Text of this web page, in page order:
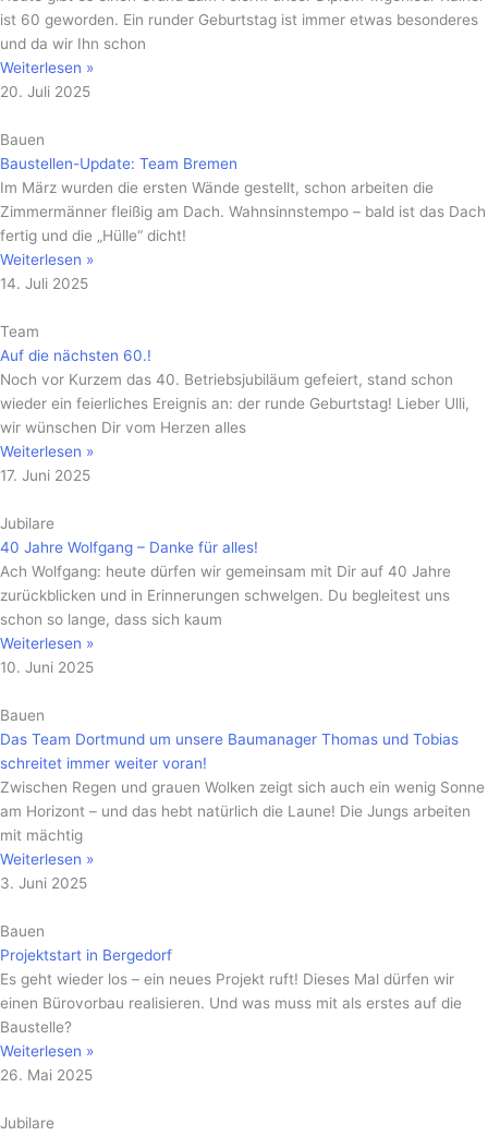
ist 60 geworden. Ein runder Geburtstag ist immer etwas besonderes
und da wir Ihn schon
Weiterlesen »
20. Juli 2025
Bauen
Baustellen-Update: Team Bremen
Im März wurden die ersten Wände gestellt, schon arbeiten die
Zimmermänner fleißig am Dach. Wahnsinnstempo – bald ist das Dach
fertig und die „Hülle“ dicht!
Weiterlesen »
14. Juli 2025
Team
Auf die nächsten 60.!
Noch vor Kurzem das 40. Betriebsjubiläum gefeiert, stand schon
wieder ein feierliches Ereignis an: der runde Geburtstag! Lieber Ulli,
wir wünschen Dir vom Herzen alles
Weiterlesen »
17. Juni 2025
Jubilare
40 Jahre Wolfgang – Danke für alles!
Ach Wolfgang: heute dürfen wir gemeinsam mit Dir auf 40 Jahre
zurückblicken und in Erinnerungen schwelgen. Du begleitest uns
schon so lange, dass sich kaum
Weiterlesen »
10. Juni 2025
Bauen
Das Team Dortmund um unsere Baumanager Thomas und Tobias
schreitet immer weiter voran!
Zwischen Regen und grauen Wolken zeigt sich auch ein wenig Sonne
am Horizont – und das hebt natürlich die Laune! Die Jungs arbeiten
mit mächtig
Weiterlesen »
3. Juni 2025
Bauen
Projektstart in Bergedorf
Es geht wieder los – ein neues Projekt ruft! Dieses Mal dürfen wir
einen Bürovorbau realisieren. Und was muss mit als erstes auf die
Baustelle?
Weiterlesen »
26. Mai 2025
Jubilare